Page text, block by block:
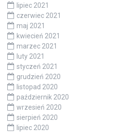
lipiec 2021
czerwiec 2021
maj 2021
kwiecień 2021
marzec 2021
luty 2021
styczeń 2021
grudzień 2020
listopad 2020
październik 2020
wrzesień 2020
sierpień 2020
lipiec 2020